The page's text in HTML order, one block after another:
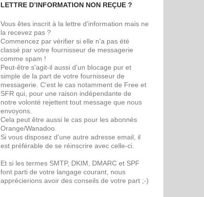
LETTRE D’INFORMATION NON REÇUE ?
Vous êtes inscrit à la lettre d'information mais ne
la recevez pas ?
Commencez par vérifier si elle n'a pas été
classé par votre fournisseur de messagerie
comme spam !
Peut-être s'agit-il aussi d'un blocage pur et
simple de la part de votre fournisseur de
messagerie. C'est le cas notamment de Free et
SFR qui, pour une raison indépendante de
notre volonté rejettent tout message que nous
envoyons.
Cela peut être aussi le cas pour les abonnés
Orange/Wanadoo.
Si vous disposez d'une autre adresse email, il
est préférable de se réinscrire avec celle-ci.
Et si les termes SMTP, DKIM, DMARC et SPF
font parti de votre langage courant, nous
apprécierions avoir des conseils de votre part ;-)